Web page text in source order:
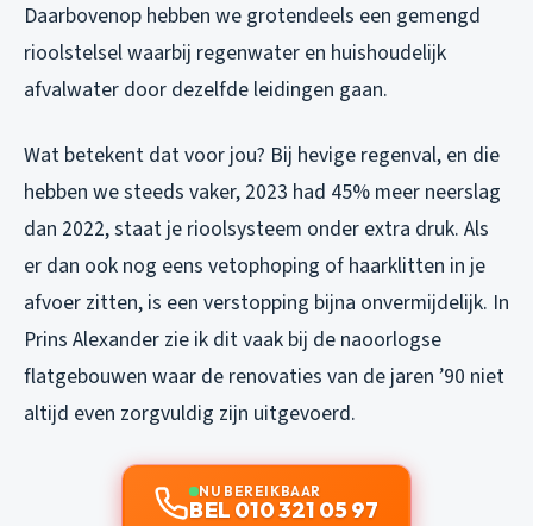
Daarbovenop hebben we grotendeels een gemengd
rioolstelsel waarbij regenwater en huishoudelijk
afvalwater door dezelfde leidingen gaan.
Wat betekent dat voor jou? Bij hevige regenval, en die
hebben we steeds vaker, 2023 had 45% meer neerslag
dan 2022, staat je rioolsysteem onder extra druk. Als
er dan ook nog eens vetophoping of haarklitten in je
afvoer zitten, is een verstopping bijna onvermijdelijk. In
Prins Alexander zie ik dit vaak bij de naoorlogse
flatgebouwen waar de renovaties van de jaren ’90 niet
altijd even zorgvuldig zijn uitgevoerd.
NU BEREIKBAAR
BEL 010 321 05 97